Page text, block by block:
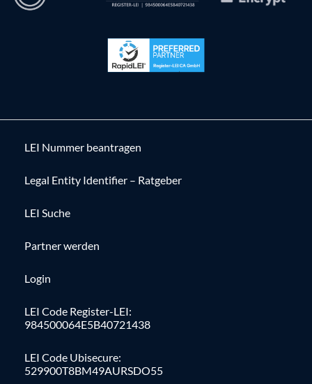
LEI Nummer beantragen
Legal Entity Identifier – Ratgeber
LEI Suche
Partner werden
Login
LEI Code Register-LEI:
984500064E5B40721438
LEI Code Ubisecure:
529900T8BM49AURSDO55